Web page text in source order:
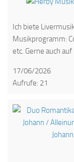
Ich biete
Musikprogramm:
etc. Gerne auch
17/06/2026
Aufrufe: 21